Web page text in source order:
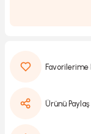
Ürünü Paylaş